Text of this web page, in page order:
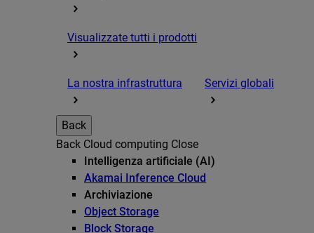
Visualizzate tutti i prodotti
La nostra infrastruttura Servizi globali
Back
Back Cloud computing Close
Intelligenza artificiale (AI)
Akamai Inference Cloud
Archiviazione
Object Storage
Block Storage